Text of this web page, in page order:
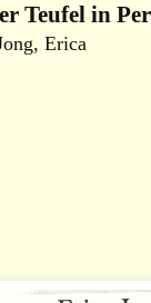
Teufel in
Erica